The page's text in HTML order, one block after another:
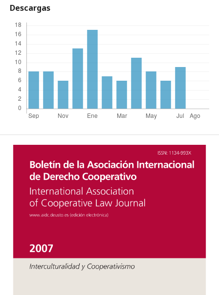
Descargas